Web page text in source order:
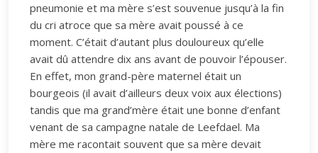
pneumonie et ma mère s’est souvenue jusqu’à la fin
du cri atroce que sa mère avait poussé à ce
moment. C’était d’autant plus douloureux qu’elle
avait dû attendre dix ans avant de pouvoir l’épouser.
En effet, mon grand-père maternel était un
bourgeois (il avait d’ailleurs deux voix aux élections)
tandis que ma grand’mère était une bonne d’enfant
venant de sa campagne natale de Leefdael. Ma
mère me racontait souvent que sa mère devait